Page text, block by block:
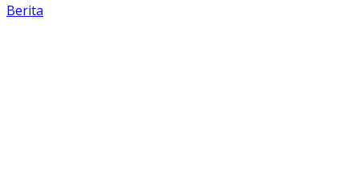
Berita